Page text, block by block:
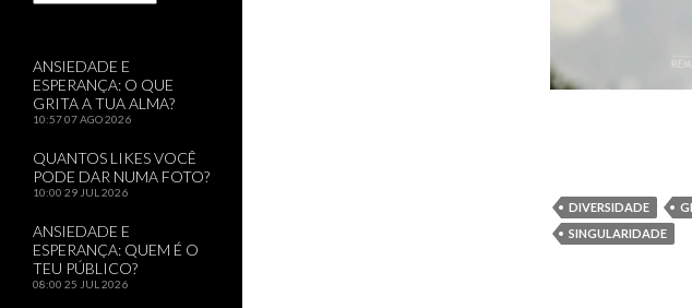
DIVERSIDADE
SINGULARIDADE
ANSIEDADE E
ESPERANÇA: O QUE
GRITA A TUA ALMA?
10:5707 AGO 2026
QUANTOS LIKES VOCÊ
PODE DAR NUMA FOTO?
10:00 29 JUL 2026
ANSIEDADE E
ESPERANÇA: QUEM É O
TEU PÚBLICO?
08:00 25 JUL 2026